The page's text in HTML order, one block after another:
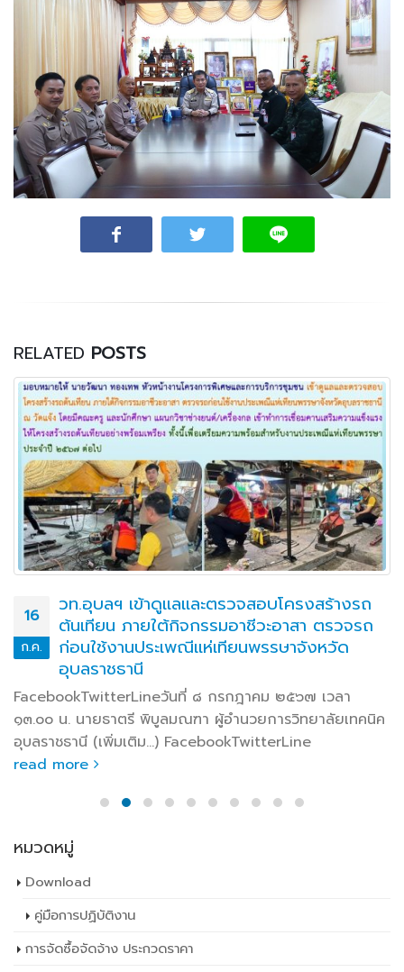
RELATED POSTS
16
ก.ค.
วท.อุบลฯ เข้าดูแลและตรวจสอบโครงสร้างรถ
ต้นเทียน ภายใต้กิจกรรมอาชีวะอาสา ตรวจรถ
ก่อนใช้งานประเพณีแห่เทียนพรรษาจังหวัด
อุบลราชธานี
FacebookTwitterLineวันที่ ๘ กรกฎาคม ๒๕๖๗ เวลา
๑๓.๐๐ น. นายธาตรี พิบูลมณฑา ผู้อำนวยการวิทยาลัยเทคนิค
อุบลราชธานี (เพิ่มเติม…) FacebookTwitterLine
read more
หมวดหมู่
Download
คู่มือการปฏิบัติงาน
การจัดซื้อจัดจ้าง ประกวดราคา